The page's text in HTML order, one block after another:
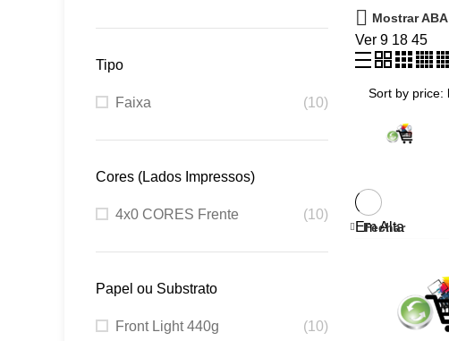
Tipo
Faixa (10)
Cores (Lados Impressos)
4x0 CORES Frente (10)
Papel ou Substrato
Front Light 440g (10)
Mostrar ABA
Ver 9 18 45
Em Alta
Fechar
Contatos e Endereço
Comercial: (14) 3500 9588
E-mail :contato@mactan.com.br
CNPJ
: 20.013.883-0001/81